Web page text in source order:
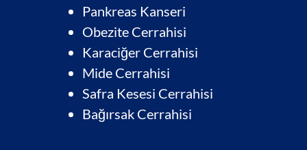
Pankreas Kanseri
Obezite Cerrahisi
Karaciğer Cerrahisi
Mide Cerrahisi
Safra Kesesi Cerrahisi
Bağırsak Cerrahisi